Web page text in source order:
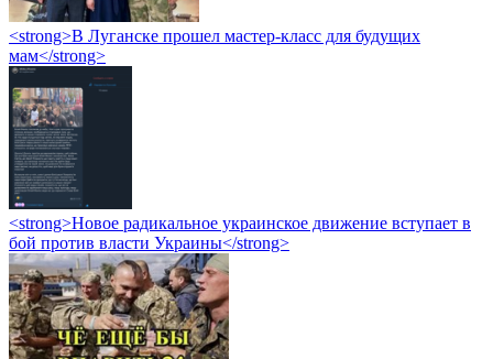
<strong>В Луганске прошел мастер-класс для будущих
мам</strong>
<strong>Новое радикальное украинское движение вступает в
бой против власти Украины</strong>